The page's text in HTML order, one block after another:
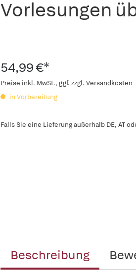
Vorlesungen
54,99 €*
Preise inkl. MwSt., ggf. zzgl. Versandkosten
in Vorbereitung
Falls Sie eine Lieferung außerhalb DE, AT
Beschreibung